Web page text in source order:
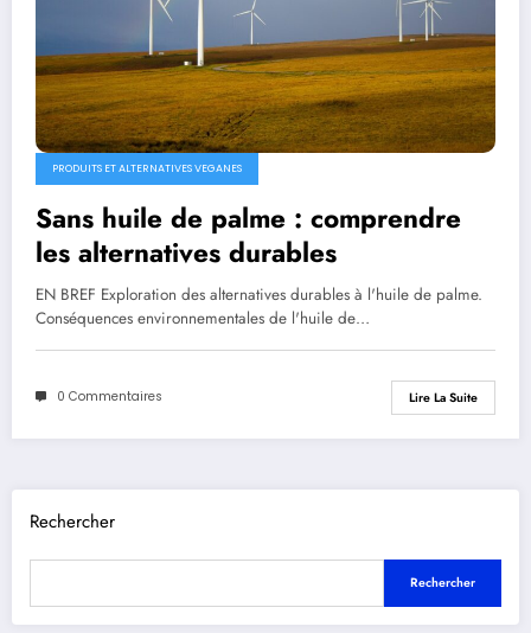
PRODUITS ET ALTERNATIVES VEGANES
Sans huile de palme : comprendre
les alternatives durables
EN BREF Exploration des alternatives durables à l'huile de palme.
Conséquences environnementales de l'huile de…
0 Commentaires Lire La Suite
Rechercher
Rechercher